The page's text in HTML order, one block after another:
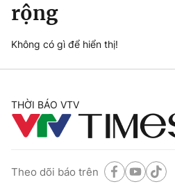
Chuyên mục
Chính trị
Pháp luật
rộng
Không có gì để hiển thị!
THỜI BÁO VTV
Theo dõi báo trên